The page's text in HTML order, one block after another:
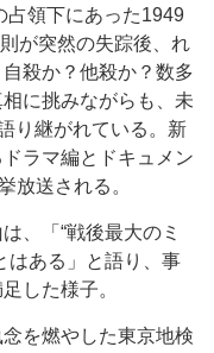
領下にあった1949
が突然の失踪後、れ
殺か？他殺か？数多
に挑みながらも、未
り継がれている。新
ラマ編とドキュメン
放送される。
、「“戦後最大のミ
はある」と語り、事
した様子。
を燃やした東京地検